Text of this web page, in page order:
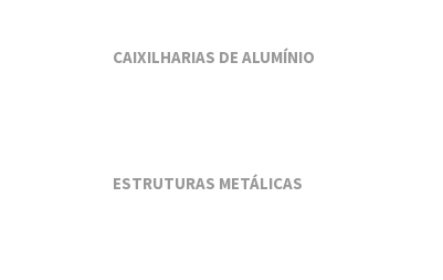
CAIXILHARIAS DE ALUMÍNIO
ESTRUTURAS METÁLICAS